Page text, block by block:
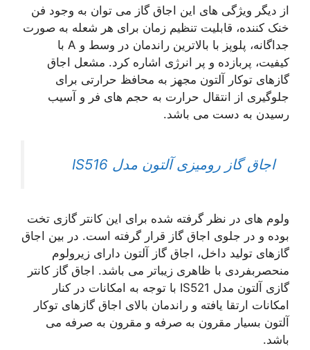
از دیگر ویژگی های این اجاق گاز می توان به وجود فن
خنک کننده، قابلیت تنظیم زمان برای هر شعله به صورت
جداگانه، پلوپز با بالاترین راندمان در وسط و A با
کیفیت، پربازده و پر انرژی اشاره کرد. مشعل اجاق
گازهای توکار آلتون مجهز به محافظ حرارتی برای
جلوگیری از انتقال حرارت به حجم های فر و آسیب
رسیدن به دست می باشد.
اجاق گاز رومیزی آلتون مدل IS516
ولوم های در نظر گرفته شده برای این کانتر گازی تخت
بوده و در جلوی اجاق گاز قرار گرفته است. در بین اجاق
گازهای تولید داخل، اجاق گاز آلتون دارای زیرولوم
منحصربفردی با ظاهری زیباتر می باشد. اجاق گاز کانتر
گازی آلتون مدل IS521 با توجه به امکانات در کنار
امکانات ارتقا یافته و راندمان بالای اجاق گازهای توکار
آلتون بسیار مقرون به صرفه و مقرون به صرفه می
باشد.